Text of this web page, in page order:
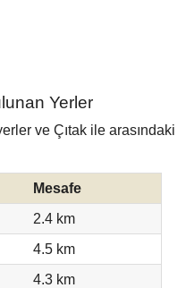
Yerler
ve Çıtak ile arasındaki
Mesafe
2.4 km
4.5 km
4.3 km